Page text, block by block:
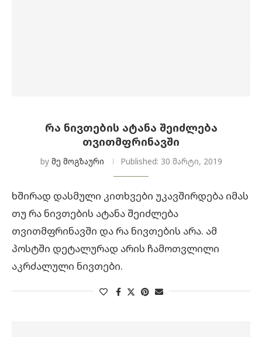
ᲠᲐ ᲜᲘᲕᲗᲔᲑᲘᲡ ᲐᲢᲐᲜᲐ ᲨᲔᲘᲫᲚᲔᲑᲐ
ᲗᲕᲘᲗᲛᲤᲠᲘᲜᲐᲕᲨᲘ
by მე მოგზაური Published: 30 მარტი, 2019
ხშირად დასმული კითხვები უკავშირდება იმას
თუ რა ნივთების ატანა შეიძლება
თვითმფრინავში და რა ნივთების არა. ამ
პოსტში დეტალურად არის ჩამოთვლილი
აკრძალული ნივთები.